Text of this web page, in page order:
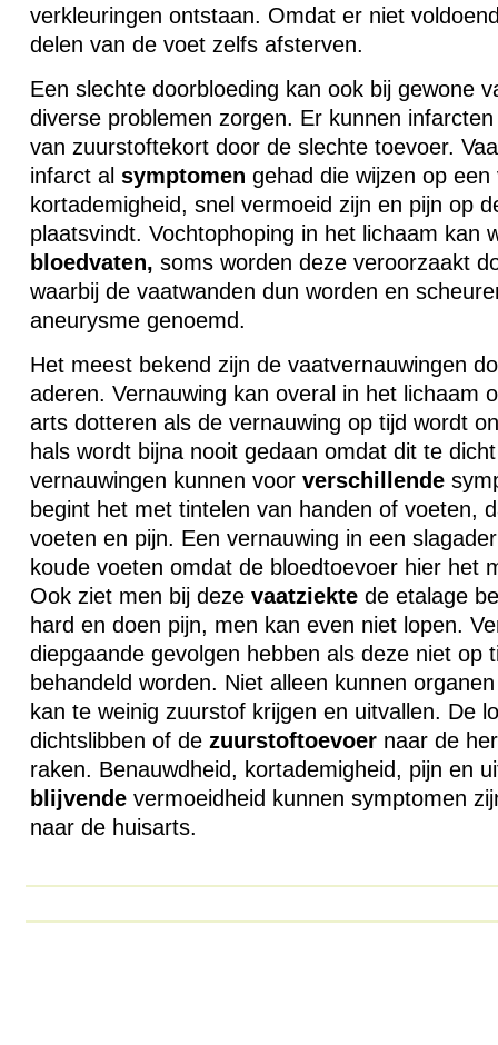
verkleuringen ontstaan. Omdat er niet
delen van de voet zelfs afsterven.
Een slechte doorbloeding kan ook bij gewone
diverse problemen zorgen. Er kunnen
van zuurstoftekort door de slechte toevoer.
infarct al symptomen gehad die wijzen op
kortademigheid, snel vermoeid zijn en pijn op
plaatsvindt. Vochtophoping in het lichaam kan
bloedvaten, soms worden deze veroorzaakt
waarbij de vaatwanden dun worden en
aneurysme genoemd.
Het meest bekend zijn de vaatvernauwingen
aderen. Vernauwing kan overal in het lichaam
arts dotteren als de vernauwing op tijd wordt
hals wordt bijna nooit gedaan omdat dit te
vernauwingen kunnen voor verschillende
begint het met tintelen van handen of voeten,
voeten en pijn. Een vernauwing in een
koude voeten omdat de bloedtoevoer hier het
Ook ziet men bij deze vaatziektede etalage
hard en doen pijn, men kan even niet lopen.
diepgaande gevolgen hebben als deze niet op
behandeld worden. Niet alleen kunnen
kan te weinig zuurstof krijgen en uitvallen. De
dichtslibben of de zuurstoftoevoernaar de
raken. Benauwdheid, kortademigheid, pijn en
blijvendevermoeidheid kunnen symptomen
naar de huisarts.